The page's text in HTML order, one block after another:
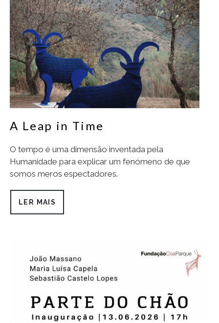
A Leap in Time
O tempo é uma dimensão inventada pela
Humanidade para explicar um fenómeno de que
somos meros espectadores.
LER MAIS